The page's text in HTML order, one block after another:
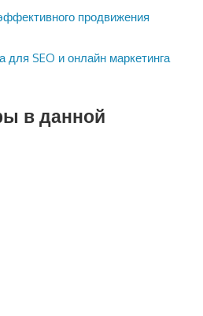
продвижения
SEO и онлайн маркетинга
в данной